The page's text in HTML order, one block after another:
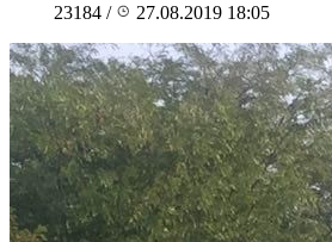
23184 / 27.08.2019 18:05